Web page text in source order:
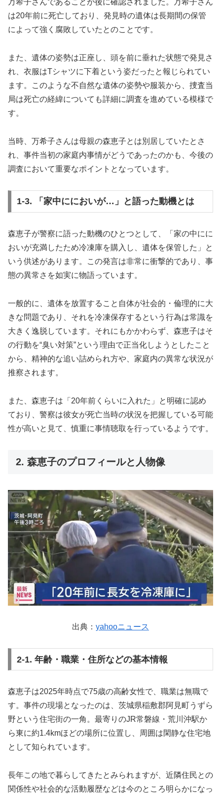
万希子さんであることが後に確認されました。万希子さん
は20年前に死亡しており、発見時の遺体は長期間の保管
によって強く腐敗していたとのことです。
また、遺体の姿勢は正座し、頭を前に垂れた状態で発見さ
れ、衣服はTシャツに下着という姿だったと報じられてい
ます。このような不自然な遺体の姿勢や服装から、捜査当
局は死亡の経緯についても詳細に調査を進めている模様で
す。
当時、万希子さんは母親の森恵子とは別居していたとさ
れ、事件当初の家庭内事情がどうであったのかも、今後の
調査において重要なポイントとなっています。
1-3. 「家中ににおいが…」と語った動機とは
森恵子が警察に語った動機のひとつとして、「家の中にに
おいが充満したため冷凍庫を購入し、遺体を保管した」と
いう供述があります。この発言は非常に衝撃的であり、事
態の異常さを如実に物語っています。
一般的に、遺体を放置すること自体が社会的・倫理的に大
きな問題であり、それを冷凍保存するという行為は常識を
大きく逸脱しています。それにもかかわらず、森恵子はそ
の行動を“臭い対策”という理由で正当化しようとしたこと
から、精神的な追い詰められ方や、家庭内の異常な状況が
推察されます。
また、森恵子は「20年前くらいに入れた」と明確に認め
ており、警察は彼女が死亡当時の状況を把握している可能
性が高いと見て、慎重に事情聴取を行っているようです。
2. 森恵子のプロフィールと人物像
出典： yahooニュース
2-1. 年齢・職業・住所などの基本情報
森恵子は2025年時点で75歳の高齢女性で、職業は無職で
す。事件の現場となったのは、茨城県稲敷郡阿見町うずら
野という住宅街の一角。最寄りのJR常磐線・荒川沖駅か
ら東に約1.4kmほどの場所に位置し、周囲は閑静な住宅地
として知られています。
長年この地で暮らしてきたとみられますが、近隣住民との
関係性や社会的な活動履歴などは今のところ明らかになっ